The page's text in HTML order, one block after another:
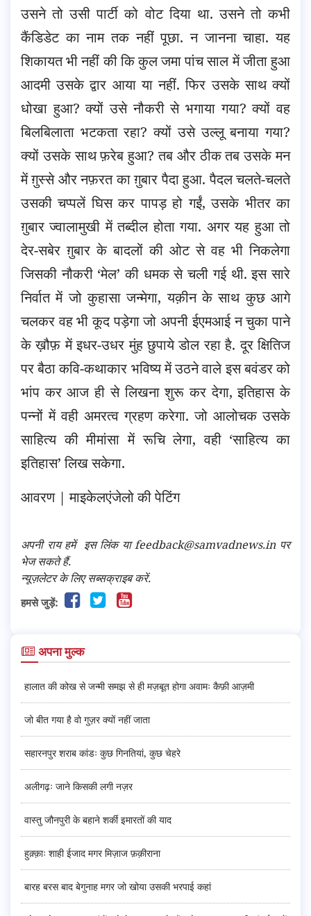
उसने तो उसी पार्टी को वोट दिया था. उसने तो कभी
कैंडिडेट का नाम तक नहीं पूछा. न जानना चाहा. यह
शिकायत भी नहीं की कि कुल जमा पांच साल में जीता हुआ
आदमी उसके द्वार आया या नहीं. फिर उसके साथ क्यों
धोखा हुआ? क्यों उसे नौकरी से भगाया गया? क्यों वह
बिलबिलाता भटकता रहा? क्यों उसे उल्लू बनाया गया?
क्यों उसके साथ फ़रेब हुआ? तब और ठीक तब उसके मन
में ग़ुस्से और नफ़रत का ग़ुबार पैदा हुआ. पैदल चलते-चलते
उसकी चप्पलें घिस कर पापड़ हो गईं, उसके भीतर का
ग़ुबार ज्वालामुखी में तब्दील होता गया. अगर यह हुआ तो
देर-सबेर ग़ुबार के बादलों की ओट से वह भी निकलेगा
जिसकी नौकरी ‘मेल’ की धमक से चली गई थी. इस सारे
निर्वात में जो कुहासा जन्मेगा, यक़ीन के साथ कुछ आगे
चलकर वह भी कूद पड़ेगा जो अपनी ईएमआई न चुका पाने
के ख़ौफ़ में इधर-उधर मुंह छुपाये डोल रहा है. दूर क्षितिज
पर बैठा कवि-कथाकार भविष्य में उठने वाले इस बवंडर को
भांप कर आज ही से लिखना शुरू कर देगा, इतिहास के
पन्नों में वही अमरत्व ग्रहण करेगा. जो आलोचक उसके
साहित्य की मीमांसा में रूचि लेगा, वही ‘साहित्य का
इतिहास’ लिख सकेगा.
आवरण | माइकेलएंजेलो की पेटिंग
अपनी राय हमें इस लिंक या feedback@samvadnews.in पर
भेज सकते हैं.
न्यूज़लेटर के लिए सब्सक्राइब करें.
हमसे जुड़ें:
अपना मुल्क
हालात की कोख से जन्मी समझ से ही मज़बूत होगा अवामः कैफ़ी आज़मी
जो बीत गया है वो गुज़र क्यों नहीं जाता
सहारनपुर शराब कांडः कुछ गिनतियां, कुछ चेहरे
अलीगढ़ः जाने किसकी लगी नज़र
वास्तु जौनपुरी के बहाने शर्की इमारतों की याद
हुक़्क़ाः शाही ईजाद मगर मिज़ाज फ़क़ीराना
बारह बरस बाद बेगुनाह मगर जो खोया उसकी भरपाई कहां